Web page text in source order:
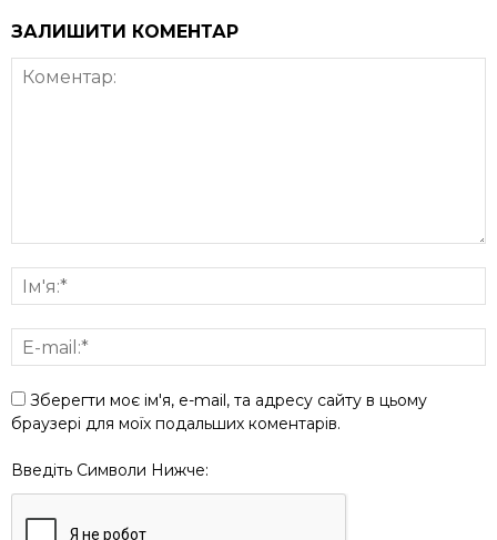
ЗАЛИШИТИ КОМЕНТАР
Зберегти моє ім'я, e-mail, та адресу сайту в цьому
браузері для моїх подальших коментарів.
Введіть Символи Нижче: